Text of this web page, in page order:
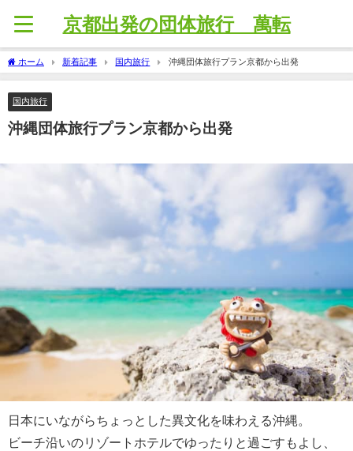
京都出発の団体旅行 萬転
ホーム 新着記事 国内旅行 沖縄団体旅行プラン京都から出発
国内旅行
沖縄団体旅行プラン京都から出発
日本にいながらちょっとした異文化を味わえる沖縄。
ビーチ沿いのリゾートホテルでゆったりと過ごすもよし、